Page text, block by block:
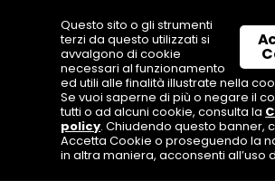
Questo sito o gli strumenti
terzi da questo utilizzati si
avvalgono di cookie
necessari al funzionamento
ed utili alle finalità illustrate nella
Se vuoi saperne di più o negare il
tutti o ad alcuni cookie, consulta la
policy. Chiudendo questo banner,
Accetta Cookie o proseguendo la
in altra maniera, acconsenti all’uso